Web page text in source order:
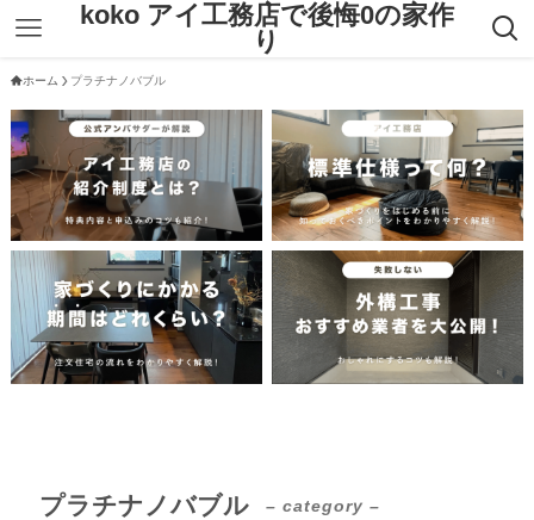
koko アイ工務店で後悔0の家作
り
ホーム プラチナノバブル
プラチナノバブル – category –